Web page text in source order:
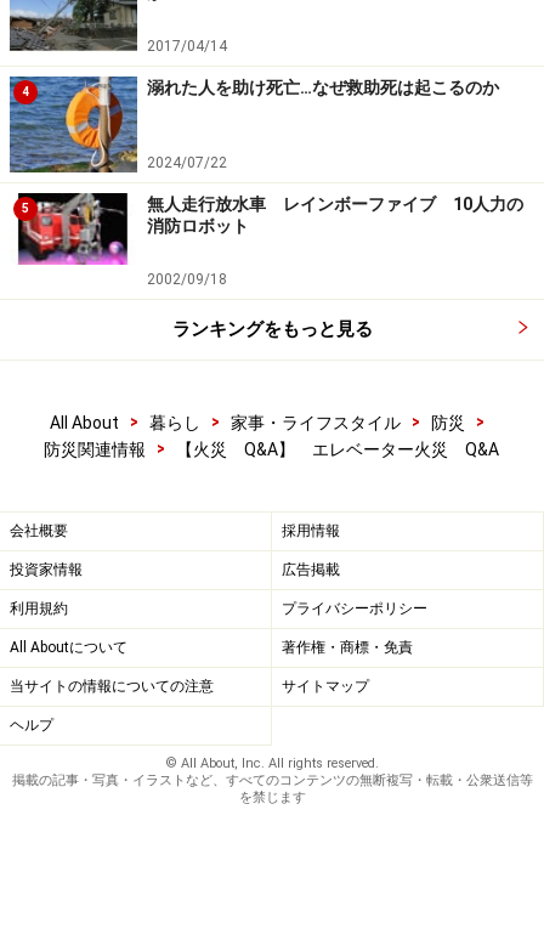
●エレベーターに乗っていて火災が発生したらどうな
る？
2017/04/14
4 溺れた人を助け死亡…なぜ救助死は起こるのか
2024/07/22
5
無人走行放水車 レインボーファイブ 10人力の
消防ロボット
2002/09/18
ランキングをもっと見る
All About > 暮らし > 家事・ライフスタイル > 防災
>
防災関連情報
> 【火災 Q&A】 エレベーター火災 Q&A
会社概要 採用情報
投資家情報 広告掲載
利用規約 プライバシーポリシー
All Aboutについて 著作権・商標・免責
当サイトの情報についての注意 サイトマップ
ヘルプ
© All About, Inc. All rights reserved.
掲載の記事・写真・イラストなど、すべてのコンテンツの無断複写・転載・公衆送信等
を禁じます